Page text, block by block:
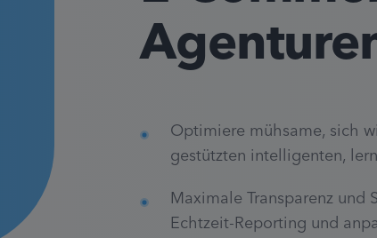
Optimiere mühsame, sich
gestützten intelligenten,
Maximale Transparenz
Echtzeit-Reporting und